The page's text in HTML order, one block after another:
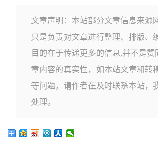
文章声明：本站部分文章信息来源
只是负责对文章进行整理、排版、
目的在于传递更多的信息,并不是赞
章内容的真实性，如本站文章和转
等问题，请作者在及时联系本站，
处理。